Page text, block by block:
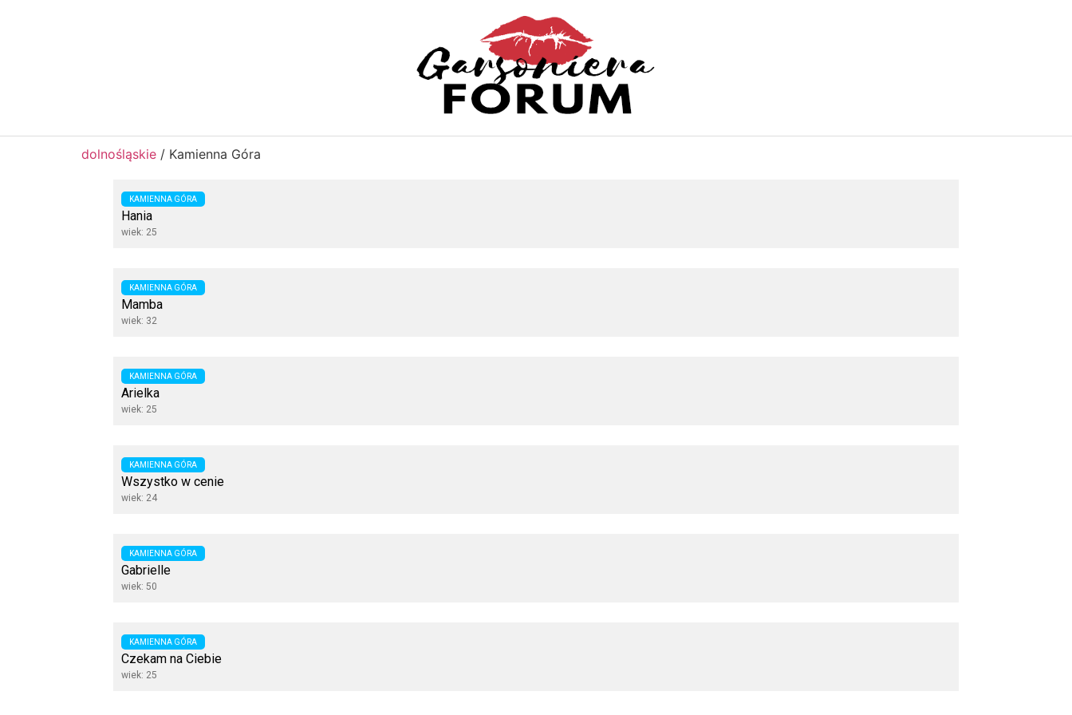
dolnośląskie / Kamienna Góra
KAMIENNA GÓRA
Hania
wiek: 25
KAMIENNA GÓRA
Mamba
wiek: 32
KAMIENNA GÓRA
Arielka
wiek: 25
KAMIENNA GÓRA
Wszystko w cenie
wiek: 24
KAMIENNA GÓRA
Gabrielle
wiek: 50
KAMIENNA GÓRA
Czekam na Ciebie
wiek: 25